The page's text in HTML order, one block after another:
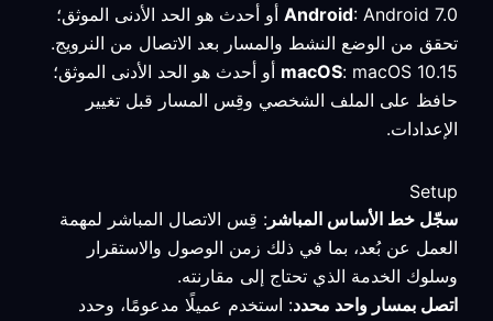
Android : Android 7.0 أو أحدث هو الحد الأدنى الموثق؛
تحقق من الوضع النشط والمسار بعد الاتصال من النرويج.
macOS : macOS 10.15 أو أحدث هو الحد الأدنى الموثق؛
حافظ على الملف الشخصي وقِس المسار قبل تغيير
الإعدادات.
Setup
سجّل خط الأساس المباشر : قِس الاتصال المباشر لمهمة
العمل عن بُعد، بما في ذلك زمن الوصول والاستقرار
وسلوك الخدمة الذي تحتاج إلى مقارنته.
اتصل بمسار واحد محدد: استخدم عميلًا مدعومًا، وحدد